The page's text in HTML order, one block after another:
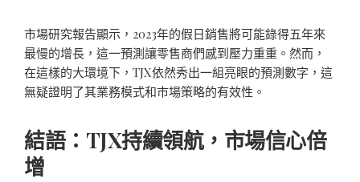
市場研究報告顯示，2023年的假日銷售將可能錄得五年來
最慢的增長，這一預測讓零售商們感到壓力重重。然而，
在這樣的大環境下，TJX依然秀出一組亮眼的預測數字，這
無疑證明了其業務模式和市場策略的有效性。
結語：TJX持續領航，市場信心倍
增